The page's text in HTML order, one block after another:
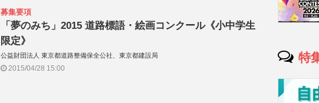
募集要項
「夢のみち」2015 道路標語・絵画コンクール《小中学生
限定》
公益財団法人 東京都道路整備保全公社、東京都建設局
2015/04/28 15:00
特